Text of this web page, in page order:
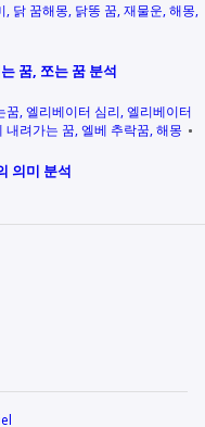
닭 꿈해몽 닭똥 꿈 재물운 해몽
꿈, 쪼는 꿈 분석
꿈 엘리베이터 심리 엘리베이터
내려가는 꿈 엘베 추락꿈 해몽
의미 분석